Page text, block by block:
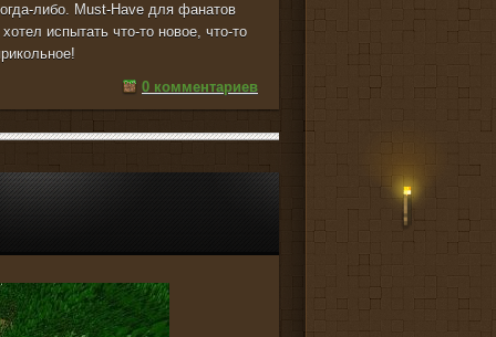
либо. Must-Have для фанатов
испытать что-то новое, что-то
0 комментариев